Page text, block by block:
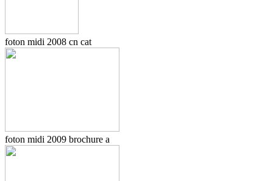
foton midi 2008 cn cat
foton midi 2009 brochure a